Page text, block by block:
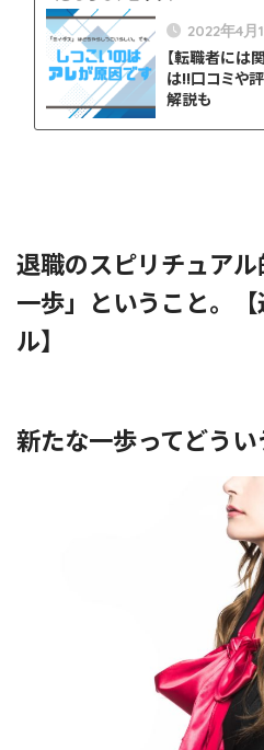
2022年4月
【転職者には
は!!口コミや
解説も
退職のスピリチュア
一歩」ということ。
ル】
新たな一歩ってどうい